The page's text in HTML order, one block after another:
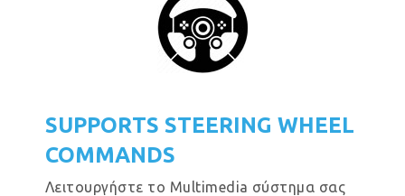
SUPPORTS STEERING WHEEL
COMMANDS
Λειτουργήστε το Multimedia σύστημα σας